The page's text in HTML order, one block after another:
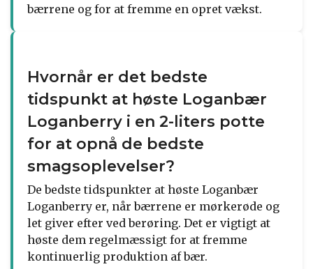
bærrene og for at fremme en opret vækst.
Hvornår er det bedste
tidspunkt at høste Loganbær
Loganberry i en 2-liters potte
for at opnå de bedste
smagsoplevelser?
De bedste tidspunkter at høste Loganbær
Loganberry er, når bærrene er mørkerøde og
let giver efter ved berøring. Det er vigtigt at
høste dem regelmæssigt for at fremme
kontinuerlig produktion af bær.